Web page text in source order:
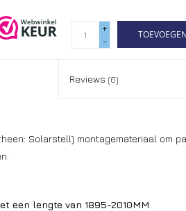
+
-
Reviews(0)
Solarstell) montagemateriaal om
een lengte van 1895-2010MM